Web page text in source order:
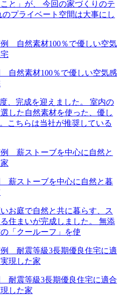
と」が、 今回の家づくりのテ
プライベート空間は大事にし
自然素材100％で優しい空気感
、完成を迎えました。 室内の
した自然素材を使った、優し
こちらは当社が推奨している
薪ストーブを中心に自然と暮
お庭で自然と共に暮らす、ス
住まいが完成しました。 無添
「クールーフ」を使
耐震等級3長期優良住宅に適合
した家